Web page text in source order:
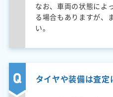
なお、車両の状態によ
る場合もありますが、
い。
タイヤや装備は査定